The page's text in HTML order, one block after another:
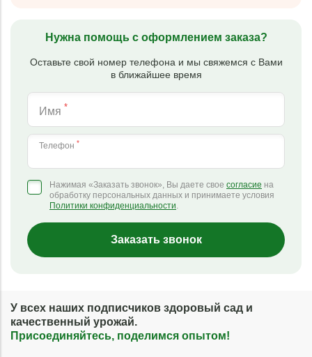
Нужна помощь с оформлением заказа?
Оставьте свой номер телефона и мы свяжемся с Вами
в ближайшее время
Имя *
Телефон *
Нажимая «Заказать звонок», Вы даете свое согласие на
обработку персональных данных и принимаете условия
Политики конфиденциальности.
Заказать звонок
У всех наших подписчиков здоровый сад и
качественный урожай.
Присоединяйтесь, поделимся опытом!